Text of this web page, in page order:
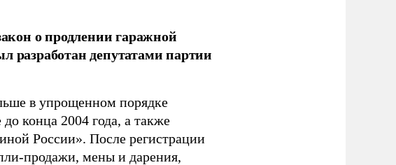
о продлении гаражной
разработан депутатами партии
в упрощенном порядке
конца 2004 года, а также
России». После регистрации
продажи, мены и дарения,